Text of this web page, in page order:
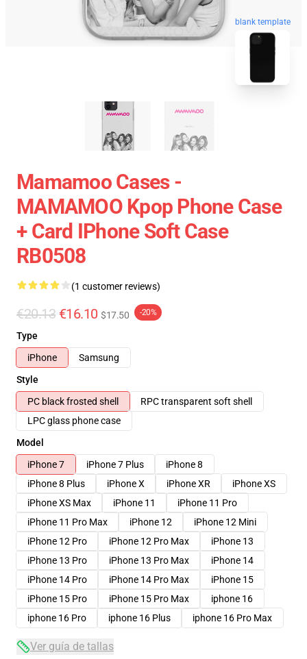
blank template
Mamamoo Cases -
MAMAMOO Kpop Phone Case
+ Card IPhone Soft Case
RB0508
(1 customer reviews)
€20.13 €16.10 $17.50 -20%
Type
iPhone
Samsung
Style
PC black frosted shell
RPC transparent soft shell
LPC glass phone case
Model
iPhone 7
iPhone 7 Plus
iPhone 8
iPhone 8 Plus
iPhone X iPhone XR
iPhone XS
iPhone XS Max
iPhone 11
iPhone 11 Pro
iPhone 11 Pro Max
iPhone 12
iPhone 12 Mini
iPhone 12 Pro
iPhone 12 Pro Max
iPhone 13
iPhone 13 Pro
iPhone 13 Pro Max
iPhone 14
iPhone 14 Pro
iPhone 14 Pro Max
iPhone 15
iPhone 15 Pro
iPhone 15 Pro Max
iphone 16
iphone 16 Pro
iphone 16 Plus iphone 16 Pro Max
Ver guía de tallas